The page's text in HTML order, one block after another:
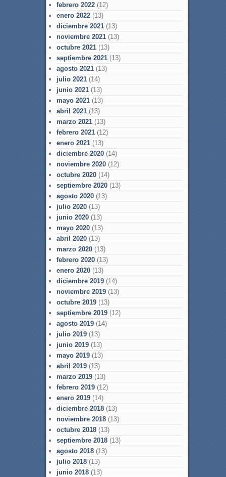
febrero 2022(12)
enero 2022(13)
diciembre 2021(13)
noviembre 2021(13)
octubre 2021(13)
septiembre 2021(13)
agosto 2021(13)
julio 2021(14)
junio 2021(13)
mayo 2021(13)
abril 2021(13)
marzo 2021(13)
febrero 2021(12)
enero 2021(13)
diciembre 2020(14)
noviembre 2020(12)
octubre 2020(14)
septiembre 2020(13)
agosto 2020(13)
julio 2020(13)
junio 2020(13)
mayo 2020(13)
abril 2020(13)
marzo 2020(13)
febrero 2020(13)
enero 2020(13)
diciembre 2019(14)
noviembre 2019(13)
octubre 2019(13)
septiembre 2019(12)
agosto 2019(14)
julio 2019(13)
junio 2019(13)
mayo 2019(13)
abril 2019(13)
marzo 2019(13)
febrero 2019(12)
enero 2019(14)
diciembre 2018(13)
noviembre 2018(13)
octubre 2018(13)
septiembre 2018(13)
agosto 2018(13)
julio 2018(13)
junio 2018(13)